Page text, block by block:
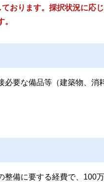
おります。採択状況に応
必要な備品等（建築物、消
整備に要する経費で、100